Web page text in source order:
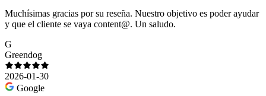
Muchísimas gracias por su reseña. Nuestro objetivo es poder ayudar
y que el cliente se vaya content@. Un saludo.
G
Greendog
2026-01-30
Google